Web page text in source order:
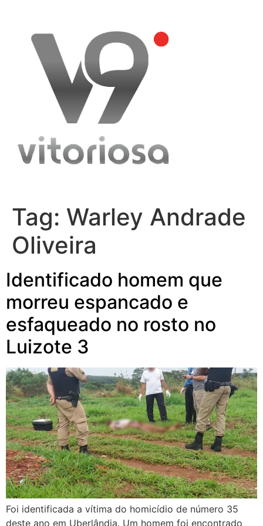
content
Tag: Warley Andrade
Oliveira
Identificado homem que
morreu espancado e
esfaqueado no rosto no
Luizote 3
Foi identificada a vítima do homicídio de número 35
deste ano em Uberlândia. Um homem foi encontrado